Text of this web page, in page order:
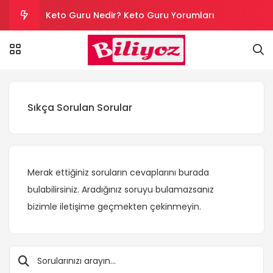
Keto Guru Nedir? Keto Guru Yorumları
Karındaki Selülitler Nasıl Gider? Göbek Selüliti
Sinoz Leke Kremi İşe Yarıyor mu? Kullanıcı
Kullanılır mı?
Sıkça Sorulan Sorular
Merak ettiğiniz soruların cevaplarını burada
bulabilirsiniz. Aradığınız soruyu bulamazsanız
bizimle iletişime geçmekten çekinmeyin.